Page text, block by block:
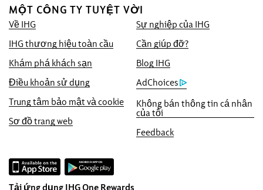
MỘT CÔNG TY TUYỆT VỜI
Về IHG
Sự nghiệp của IHG
IHG thương hiệu toàn cầu
Cần giúp đỡ?
Khám phá khách sạn
Blog IHG
Điều khoản sử dụng
AdChoices
Trung tâm bảo mật và cookie
Không bán thông tin cá nhân
của tôi
Sơ đồ trang web
Feedback
Tải ứng dụng IHG One Rewards
Chúng tôi cam kết cung cấp cho quý khách
mức giá trực tuyến thấp nhất hiện có, nếu
không chúng tôi sẽ áp dụng mức giá đó và
tặng quý vị gấp năm lần điểm IHG®
Rewards, tối đa đến 40.000 điểm.
Đảm bảo đặt chỗ trực tuyến
Phòng của bạn được đảm bảo.
Không thu phí đặt phòng!
InterContinental Hotels & Resorts trong cửa
sổ trình duyệt này.